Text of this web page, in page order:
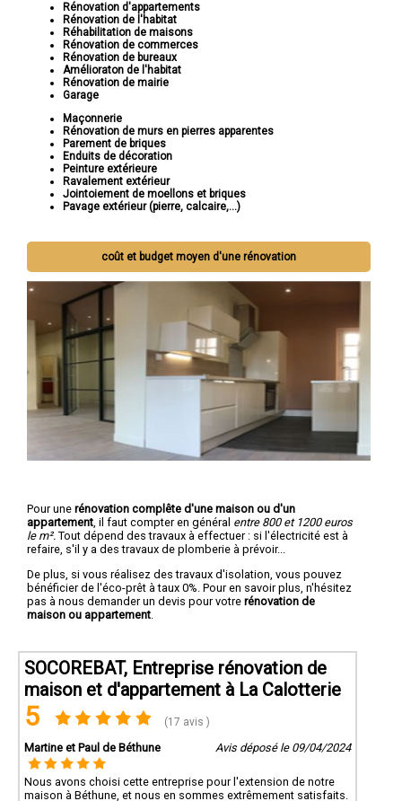
Rénovation d'appartements
Rénovation de l'habitat
Réhabilitation de maisons
Rénovation de commerces
Rénovation de bureaux
Amélioraton de l'habitat
Rénovation de mairie
Garage
Maçonnerie
Rénovation de murs en pierres apparentes
Parement de briques
Enduits de décoration
Peinture extérieure
Ravalement extérieur
Jointoiement de moellons et briques
Pavage extérieur (pierre, calcaire,...)
coût et budget moyen d'une rénovation
Pour une rénovation complête d'une maison ou d'un
appartement , il faut compter en général entre 800 et 1200 euros
le m². Tout dépend des travaux à effectuer : si l'électricité est à
refaire, s'il y a des travaux de plomberie à prévoir...
De plus, si vous réalisez des travaux d'isolation, vous pouvez
bénéficier de l'éco-prêt à taux 0%. Pour en savoir plus, n'hésitez
pas à nous demander un devis pour votre rénovation de
maison ou appartement
SOCOREBAT, Entreprise rénovation de
maison et d'appartement à La Calotterie
5 (17 avis )
Martine et Paul de Béthune Avis déposé le 09/04/2024
Nous avons choisi cette entreprise pour l'extension de notre
maison à Béthune, et nous en sommes extrêmement satisfaits.